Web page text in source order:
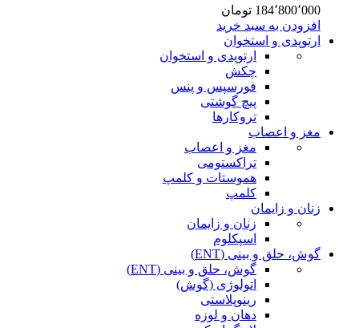
184٬800٬000 تومان
افزودن به سبد خرید
ارتوپدی و استخوان
ارتوپدی و استخوان
چکش
فورسپس و پنس
پیچ گوشتی
تروکارها
مغز و اعصاب
مغز و اعصاب
تراکستومی
هموستات و کلمپ
کلمپ
زنان و زایمان
زنان و زایمان
اسپکلوم
گوش، حلق و بینی (ENT)
گوش، حلق و بینی (ENT)
اتولوژی (گوش)
رینوپلاستی
دهان و لوزه